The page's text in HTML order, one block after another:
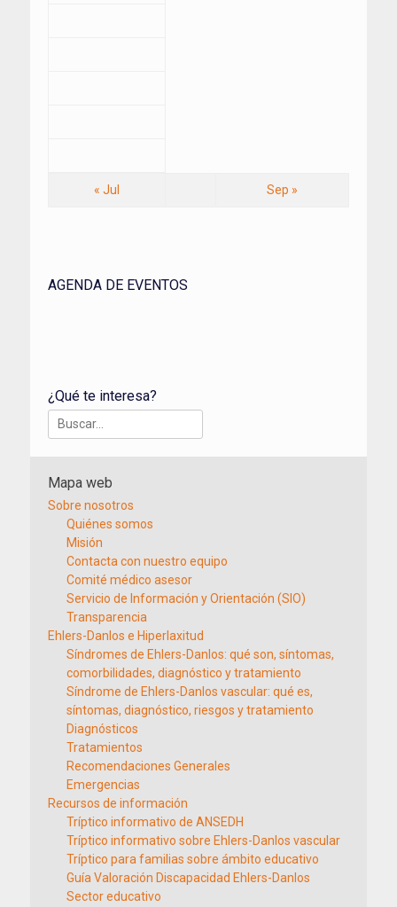
« Jul Sep »
AGENDA DE EVENTOS
¿Qué te interesa?
Buscar:
Mapa web
Sobre nosotros
Quiénes somos
Misión
Contacta con nuestro equipo
Comité médico asesor
Servicio de Información y Orientación (SIO)
Transparencia
Ehlers-Danlos e Hiperlaxitud
Síndromes de Ehlers-Danlos: qué son, síntomas,
comorbilidades, diagnóstico y tratamiento
Síndrome de Ehlers-Danlos vascular: qué es,
síntomas, diagnóstico, riesgos y tratamiento
Diagnósticos
Tratamientos
Recomendaciones Generales
Emergencias
Recursos de información
Tríptico informativo de ANSEDH
Tríptico informativo sobre Ehlers-Danlos vascular
Tríptico para familias sobre ámbito educativo
Guía Valoración Discapacidad Ehlers-Danlos
Sector educativo